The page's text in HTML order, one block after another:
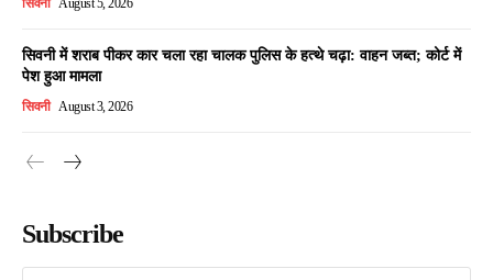
सिवनी August 5, 2026
सिवनी में शराब पीकर कार चला रहा चालक पुलिस के हत्थे चढ़ा: वाहन जब्त; कोर्ट में
पेश हुआ मामला
सिवनी August 3, 2026
Subscribe